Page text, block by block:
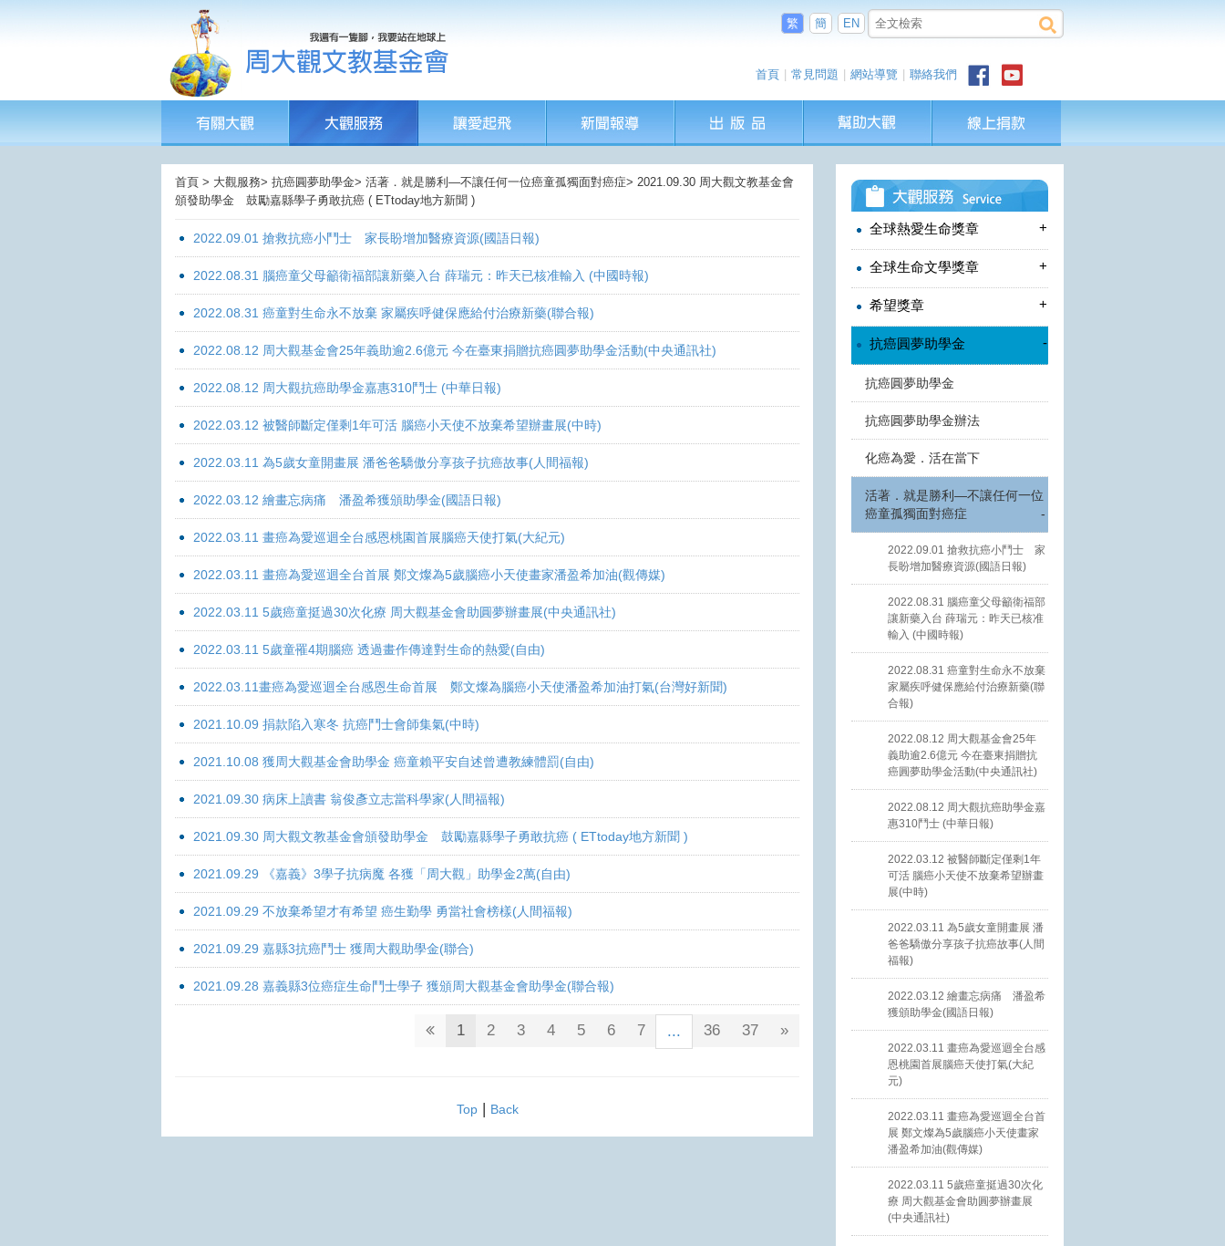
繁 簡 EN
首頁 常見問題 網站導覽 聯絡我們
首頁 > 大觀服務> 抗癌圓夢助學金> 活著．就是勝利—不讓任何一位癌童孤獨面對癌症> 2021.09.30 周大觀文教基金會
頒發助學金 鼓勵嘉縣學子勇敢抗癌 ( ETtoday地方新聞 )
2022.09.01 搶救抗癌小鬥士 家長盼增加醫療資源(國語日報)
2022.08.31 腦癌童父母籲衛福部讓新藥入台 薛瑞元：昨天已核准輸入 (中國時報)
2022.08.31 癌童對生命永不放棄 家屬疾呼健保應給付治療新藥(聯合報)
2022.08.12 周大觀基金會25年義助逾2.6億元 今在臺東捐贈抗癌圓夢助學金活動(中央通訊社)
2022.08.12 周大觀抗癌助學金嘉惠310鬥士 (中華日報)
2022.03.12 被醫師斷定僅剩1年可活 腦癌小天使不放棄希望辦畫展(中時)
2022.03.11 為5歲女童開畫展 潘爸爸驕傲分享孩子抗癌故事(人間福報)
2022.03.12 繪畫忘病痛 潘盈希獲頒助學金(國語日報)
2022.03.11 畫癌為愛巡迴全台感恩桃園首展腦癌天使打氣(大紀元)
2022.03.11 畫癌為愛巡迴全台首展 鄭文燦為5歲腦癌小天使畫家潘盈希加油(觀傳媒)
2022.03.11 5歲癌童挺過30次化療 周大觀基金會助圓夢辦畫展(中央通訊社)
2022.03.11 5歲童罹4期腦癌 透過畫作傳達對生命的熱愛(自由)
2022.03.11畫癌為愛巡迴全台感恩生命首展 鄭文燦為腦癌小天使潘盈希加油打氣(台灣好新聞)
2021.10.09 捐款陷入寒冬 抗癌鬥士會師集氣(中時)
2021.10.08 獲周大觀基金會助學金 癌童賴平安自述曾遭教練體罰(自由)
2021.09.30 病床上讀書 翁俊彥立志當科學家(人間福報)
2021.09.30 周大觀文教基金會頒發助學金 鼓勵嘉縣學子勇敢抗癌 ( ETtoday地方新聞 )
2021.09.29 《嘉義》3學子抗病魔 各獲「周大觀」助學金2萬(自由)
2021.09.29 不放棄希望才有希望 癌生勤學 勇當社會榜樣(人間福報)
2021.09.29 嘉縣3抗癌鬥士 獲周大觀助學金(聯合)
2021.09.28 嘉義縣3位癌症生命鬥士學子 獲頒周大觀基金會助學金(聯合報)
1 2 3 4 5 6 7 ... 36 37 »
Top| Back
全球熱愛生命獎章 +
全球生命文學獎章 +
希望獎章 +
抗癌圓夢助學金 -
抗癌圓夢助學金
抗癌圓夢助學金辦法
化癌為愛．活在當下
活著．就是勝利—不讓任何一位
癌童孤獨面對癌症
-
2022.09.01 搶救抗癌小鬥士 家
長盼增加醫療資源(國語日報)
2022.08.31 腦癌童父母籲衛福部
讓新藥入台 薛瑞元：昨天已核准
輸入 (中國時報)
2022.08.31 癌童對生命永不放棄
家屬疾呼健保應給付治療新藥(聯
合報)
2022.08.12 周大觀基金會25年
義助逾2.6億元 今在臺東捐贈抗
癌圓夢助學金活動(中央通訊社)
2022.08.12 周大觀抗癌助學金嘉
惠310鬥士 (中華日報)
2022.03.12 被醫師斷定僅剩1年
可活 腦癌小天使不放棄希望辦畫
展(中時)
2022.03.11 為5歲女童開畫展 潘
爸爸驕傲分享孩子抗癌故事(人間
福報)
2022.03.12 繪畫忘病痛 潘盈希
獲頒助學金(國語日報)
2022.03.11 畫癌為愛巡迴全台感
恩桃園首展腦癌天使打氣(大紀
元)
2022.03.11 畫癌為愛巡迴全台首
展 鄭文燦為5歲腦癌小天使畫家
潘盈希加油(觀傳媒)
2022.03.11 5歲癌童挺過30次化
療 周大觀基金會助圓夢辦畫展
(中央通訊社)